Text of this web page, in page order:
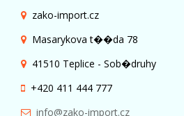
zako-import.cz
Masarykova t��da 78
41510 Teplice - Sob�druhy
+420 411 444 777
info@zako-import.cz